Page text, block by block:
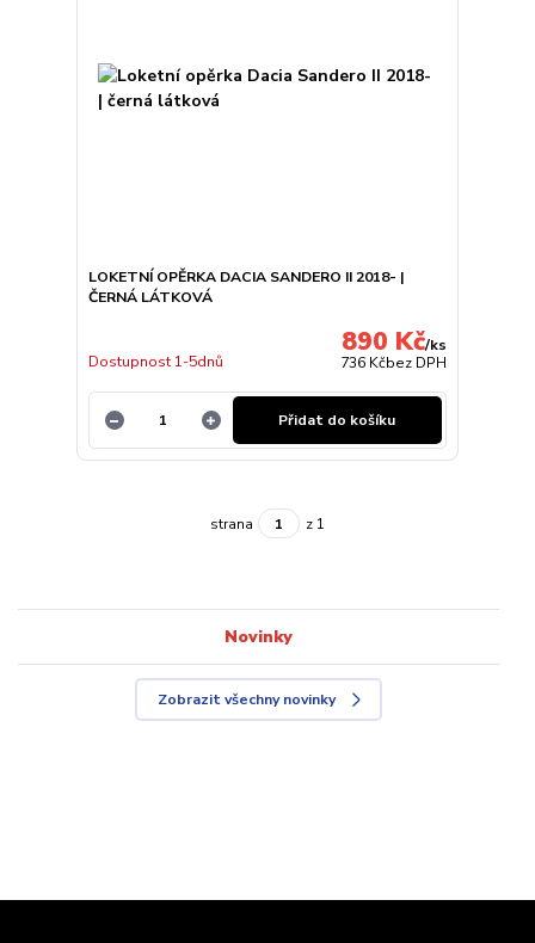
LOKETNÍ OPĚRKA DACIA SANDERO II 2018- |
ČERNÁ LÁTKOVÁ
890 Kč/ks
736 Kčbez DPH
Dostupnost 1-5dnů
Přidat do košíku
strana z 1
Novinky
Zobrazit všechny novinky